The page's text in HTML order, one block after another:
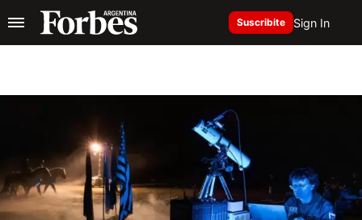
Suscribite Sign In